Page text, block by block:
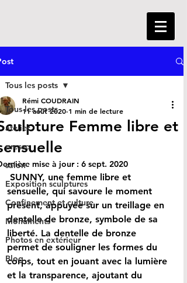
Tous les posts
atelier
presse
salon
Exposition sculptures
Confinement et culture
Monuments
Photos en extérieur
Blog
Tous les posts
Femme libre et
Rémi COUDRAIN
11 août 2020 1 min de lecture
mise à jour : 6 sept. 2020
sensuelle, qui savoure le moment
présent, appuyée sur un treillage en
dentelle de bronze, symbole de sa
liberté. La dentelle de bronze
permet de souligner les formes du
corps, tout en jouant avec la lumière
et la transparence, ajoutant du